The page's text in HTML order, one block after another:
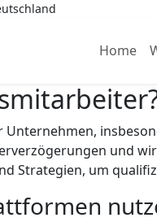
Home
und
Strategien, um